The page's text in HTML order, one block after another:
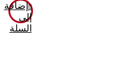
إضافة
إلى
السلة